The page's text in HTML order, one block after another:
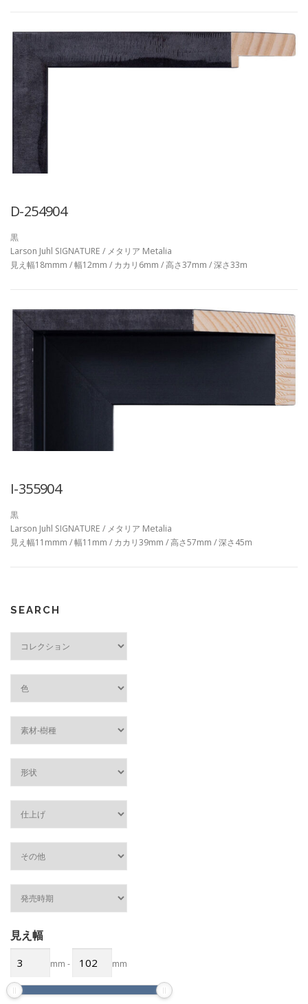
D-254904
黒
Larson Juhl SIGNATURE / メタリア Metalia
見え幅18mmm / 幅12mm / カカリ6mm / 高さ37mm / 深さ33m
I-355904
黒
Larson Juhl SIGNATURE / メタリア Metalia
見え幅11mmm / 幅11mm / カカリ39mm / 高さ57mm / 深さ45m
SEARCH
見え幅
mm - mm